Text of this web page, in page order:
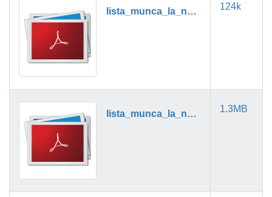
lista_munca_la_negru_06_2018.pdf 124k
lista_munca_la_negru_07_2018.pdf 1.3MB